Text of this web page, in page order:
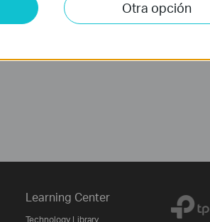
Learning Center
Technology Library
Otra opción